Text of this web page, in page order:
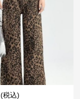
(税込)